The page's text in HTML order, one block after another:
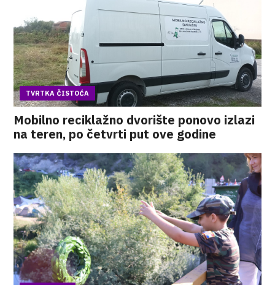
TVRTKA ČISTOĆA
Mobilno reciklažno dvorište ponovo izlazi
na teren, po četvrti put ove godine